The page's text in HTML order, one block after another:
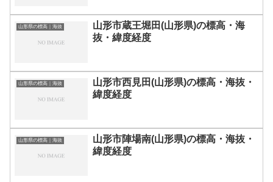
山形県の標高｜海抜
山形市蔵王堀田(山形県)の標高・海
抜・緯度経度
山形県の標高｜海抜
山形市西見田(山形県)の標高・海抜・
緯度経度
山形県の標高｜海抜
山形市陣場南(山形県)の標高・海抜・
緯度経度